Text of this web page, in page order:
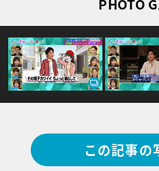
PHOTO
この記事の